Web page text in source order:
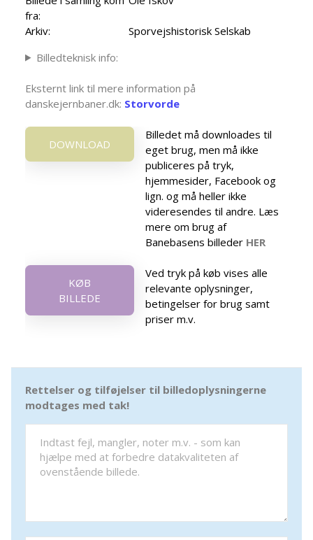
fra:
Arkiv:
Sporvejshistorisk Selskab
Billedteknisk info:
Eksternt link til mere information på
danskejernbaner.dk: Storvorde
DOWNLOAD
Billedet må downloades til
eget brug, men må ikke
publiceres på tryk,
hjemmesider, Facebook og
lign. og må heller ikke
videresendes til andre. Læs
mere om brug af
Banebasens billeder HER
KØB
BILLEDE
Ved tryk på køb vises alle
relevante oplysninger,
betingelser for brug samt
priser m.v.
Rettelser og tilføjelser til billedoplysningerne
modtages med tak!